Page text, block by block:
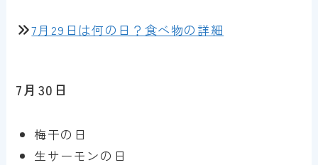
7月29日は何の日？食べ物の詳細
7月30日
梅干の日
生サーモンの日